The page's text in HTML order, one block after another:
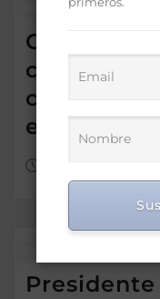
Gabinete
cambia
cemento a
en Santiago